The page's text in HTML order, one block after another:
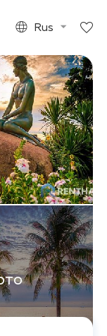
Rus